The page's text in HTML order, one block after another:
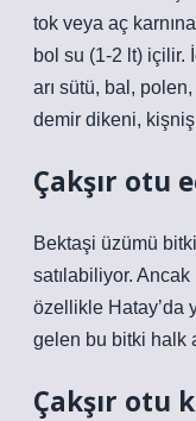
tok veya aç
bol su (1-2 lt) içilir.
arı sütü, bal,
demir dikeni,
Çakşır otu
Bektaşi üzümü
satılabiliyor.
özellikle Hatay’da
gelen bu bitki halk
Çakşır otu